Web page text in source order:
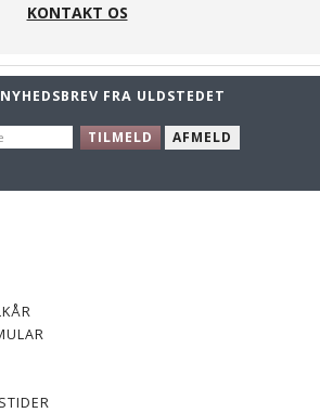
KONTAKT OS
FRA ULDSTEDET
TILMELD AFMELD